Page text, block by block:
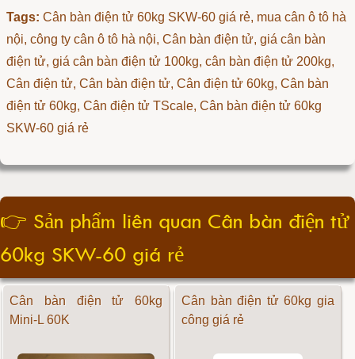
Tags: Cân bàn điện tử 60kg SKW-60 giá rẻ, mua cân ô tô hà
nội, công ty cân ô tô hà nội, Cân bàn điện tử, giá cân bàn
điện tử, giá cân bàn điện tử 100kg, cân bàn điện tử 200kg,
Cân điện tử, Cân bàn điện tử, Cân điện tử 60kg, Cân bàn
điện tử 60kg, Cân điện tử TScale, Cân bàn điện tử 60kg
SKW-60 giá rẻ
👉 Sản phẩm liên quan Cân bàn điện tử
60kg SKW-60 giá rẻ
Cân bàn điện tử 60kg
Mini-L 60K
Cân bàn điện tử 60kg gia
công giá rẻ